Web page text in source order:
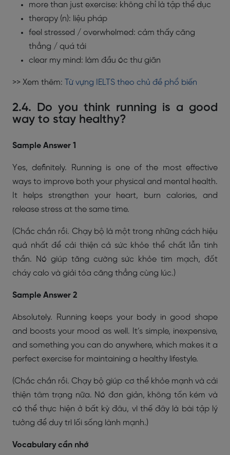
more than just exercise: không chỉ là tập thể dục
therapy (n): liệu pháp
feel stressed / overwhelmed: cảm thấy căng
thẳng / quá tải
clear my mind: làm đầu óc thư giãn
>> Xem thêm: Từ vựng IELTS theo chủ đề phổ biến
2.4. Do you think running is a good
way to stay healthy?
Sample Answer 1
Yes, definitely. Running is one of the most effective
ways to improve both your physical and mental health.
It helps strengthen your heart, burn calories, and
release stress at the same time.
(Chắc chắn rồi. Chạy bộ là một trong những cách hiệu
quả nhất để cải thiện cả sức khỏe thể chất lẫn tinh
thần. Nó giúp tăng cường sức khỏe tim mạch, đốt
cháy calo và giải tỏa căng thẳng cùng lúc.)
Sample Answer 2
Absolutely. Running keeps your body in good shape
and boosts your mood as well. It’s simple, inexpensive,
and something you can do anywhere, which makes it a
perfect exercise for maintaining a healthy lifestyle.
(Chắc chắn rồi. Chạy bộ giúp cơ thể khỏe mạnh và cải
thiện tâm trạng nữa. Nó đơn giản, không tốn kém và
có thể thực hiện ở bất kỳ đâu, vì thế đây là bài tập lý
tưởng để duy trì lối sống lành mạnh.)
Vocabulary cần nhớ